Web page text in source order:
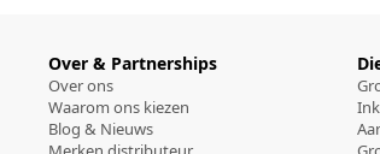
Over & Partnerships
Over ons
Waarom ons kiezen
Blog & Nieuws